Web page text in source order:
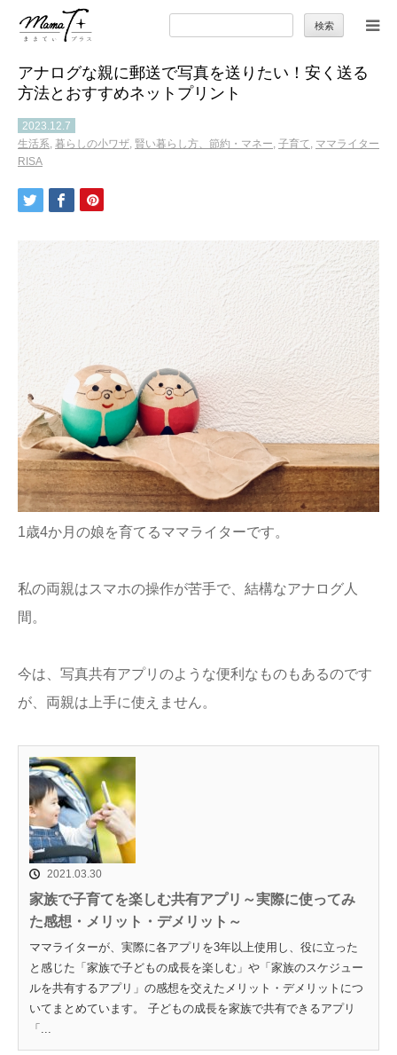
索:
アナログな親に郵送で写真を送りたい！安く送る
方法とおすすめネットプリント
2023.12.7
生活系, 暮らしの小ワザ, 賢い暮らし方、節約・マネー, 子育て, ママライター
RISA
1歳4か月の娘を育てるママライターです。
私の両親はスマホの操作が苦手で、結構なアナログ人
間。
今は、写真共有アプリのような便利なものもあるのです
が、両親は上手に使えません。
2021.03.30
家族で子育てを楽しむ共有アプリ～実際に使ってみ
た感想・メリット・デメリット～
ママライターが、実際に各アプリを3年以上使用し、役に立った
と感じた「家族で子どもの成長を楽しむ」や「家族のスケジュー
ルを共有するアプリ」の感想を交えたメリット・デメリットにつ
いてまとめています。 子どもの成長を家族で共有できるアプリ
「...
トップ
ママのカラダとココロ
特集
ままてぃ編集部